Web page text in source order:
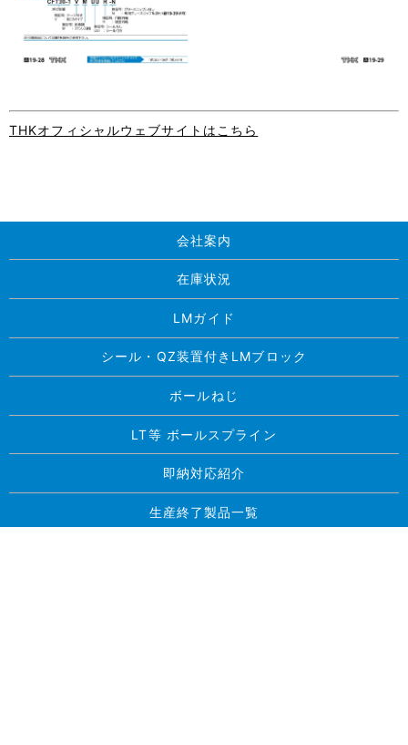
THKオフィシャルウェブサイトはこちら
会社案内
在庫状況
LMガイド
シール・QZ装置付きLMブロック
ボールねじ
LT等 ボールスプライン
即納対応紹介
生産終了製品一覧